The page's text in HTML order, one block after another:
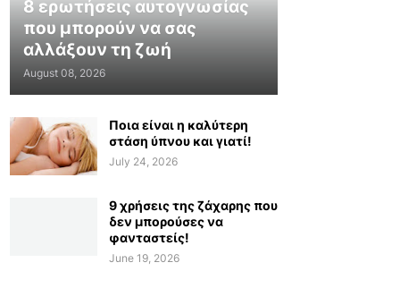
8 ερωτήσεις αυτογνωσίας
που μπορούν να σας
αλλάξουν τη ζωή
August 08, 2026
Ποια είναι η καλύτερη
στάση ύπνου και γιατί!
July 24, 2026
9 χρήσεις της ζάχαρης που
δεν μπορούσες να
φανταστείς!
June 19, 2026